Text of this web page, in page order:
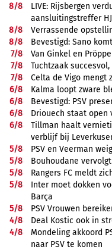
8/8
LIVE: Rijsbergen
aansluitingstreffer
8/8
Verrassende
8/8
Bevestigd: Sano
7/8
Van Ginkel en
7/8
Tuchtzaak
7/8
Celta de Vigo mengt
6/8
Kalma loopt zware
6/8
Bevestigd: PSV
6/8
Driouech staat open
6/8
Tillman haalt
verblijf bij
5/8
PSV en Veerman
5/8
Bouhoudane
5/8
Rangers FC meldt
5/8
Inter moet dokken
Barça
5/8
PSV Vrouwen
4/8
Deal Kostic ook in
4/8
Mondeling akkoord
naar PSV te komen